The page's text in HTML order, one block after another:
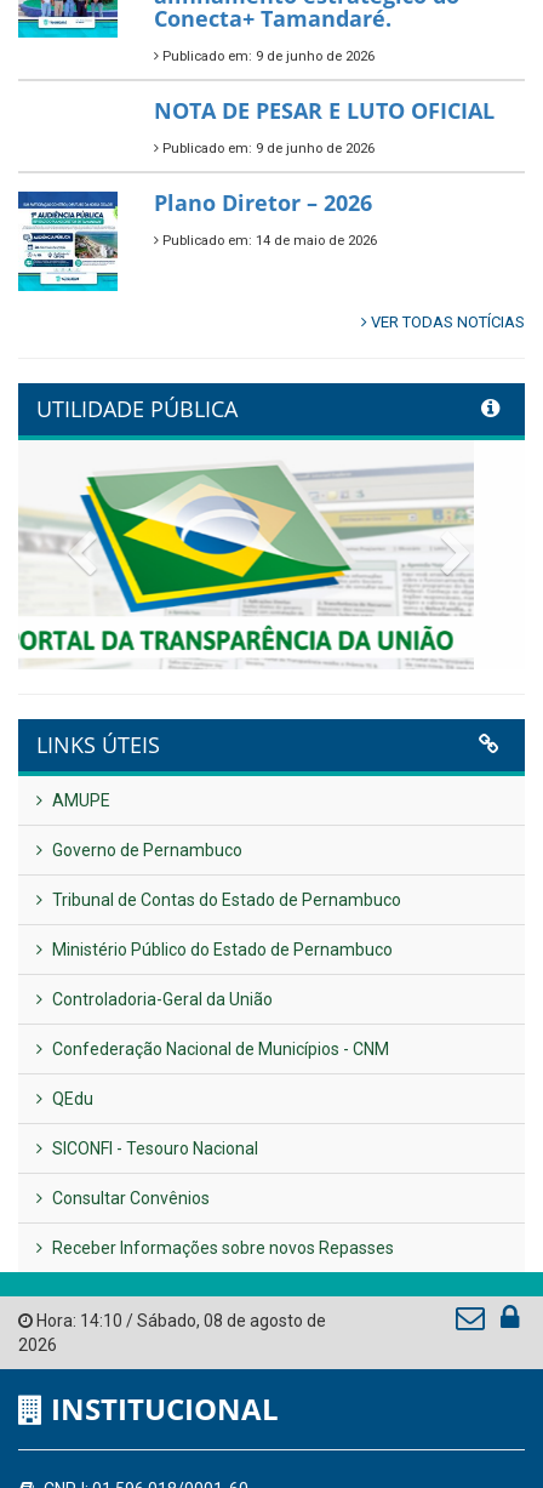
Multicultural PNAB 2026
Publicado em: 9 de junho de 2026
🌳🌱 Projeto Arborização Urbana!
Publicado em: 9 de junho de 2026
🌿🚤 Semana Mundial do Meio
Ambiente em Tamandaré
alinhamento estratégico do
Conecta+ Tamandaré.
NOTA DE PESAR E LUTO OFICIAL
Publicado em: 9 de junho de 2026
Plano Diretor – 2026
Publicado em: 14 de maio de 2026
VER TODAS NOTÍCIAS
UTILIDADE PÚBLICA
Previous
LINKS ÚTEIS
AMUPE
Governo de Pernambuco
Tribunal de Contas do Estado de Pernambuco
Ministério Público do Estado de Pernambuco
Controladoria-Geral da União
Confederação Nacional de Municípios - CNM